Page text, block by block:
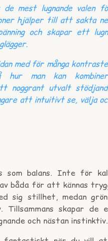
mest lugnande valen
hjälper till att sakta
och skapar ett
med för många
hur man kan
noggrant utvalt
att intuitivt se, välja
som balans. Inte för
båda för att kännas
sig stillhet, medan
skapar de
och nästan